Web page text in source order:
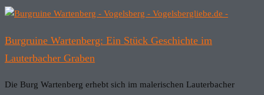
Burgruine Wartenberg: Ein Stück Geschichte im
Lauterbacher Graben
Die Burg Wartenberg erhebt sich im malerischen Lauterbacher